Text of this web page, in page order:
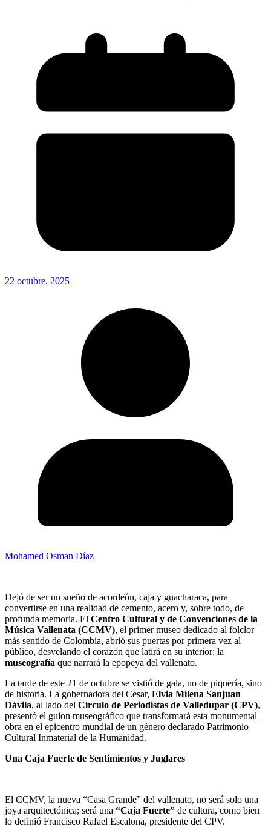
22 octubre, 2025
Mohamed Osman Díaz
Dejó de ser un sueño de acordeón, caja y guacharaca, para
convertirse en una realidad de cemento, acero y, sobre todo, de
profunda memoria. El Centro Cultural y de Convenciones de la
Música Vallenata (CCMV), el primer museo dedicado al folclor
más sentido de Colombia, abrió sus puertas por primera vez al
público, desvelando el corazón que latirá en su interior: la
museografía que narrará la epopeya del vallenato.
La tarde de este 21 de octubre se vistió de gala, no de piquería, sino
de historia. La gobernadora del Cesar, Elvia Milena Sanjuan
Dávila, al lado del Círculo de Periodistas de Valledupar (CPV),
presentó el guion museográfico que transformará esta monumental
obra en el epicentro mundial de un género declarado Patrimonio
Cultural Inmaterial de la Humanidad.
Una Caja Fuerte de Sentimientos y Juglares
El CCMV, la nueva “Casa Grande” del vallenato, no será solo una
joya arquitectónica; será una “Caja Fuerte” de cultura, como bien
lo definió Francisco Rafael Escalona, presidente del CPV.